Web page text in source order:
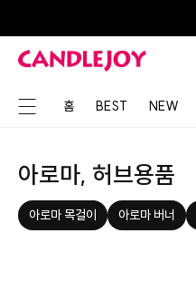
홈 BEST NEW
아로마, 허브용품
아로마 목걸이 아로마 버너